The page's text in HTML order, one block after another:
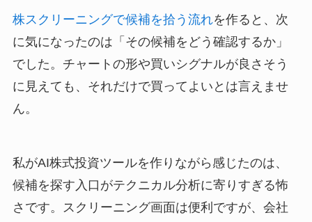
株スクリーニングで候補を拾う流れを作ると、次
に気になったのは「その候補をどう確認するか」
でした。チャートの形や買いシグナルが良さそう
に見えても、それだけで買ってよいとは言えませ
ん。
私がAI株式投資ツールを作りながら感じたのは、
候補を探す入口がテクニカル分析に寄りすぎる怖
さです。スクリーニング画面は便利ですが、会社